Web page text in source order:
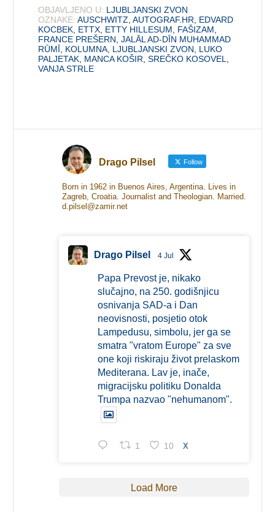
OBJAVLJENO U: LJUBLJANSKI ZVON
OZNAKE: AUSCHWITZ ,AUTOGRAF.HR
EDVARD
KOCBEK ETTX ETTY HILLESUM FAŠIZAM
FRANCE PREŠERN ,JALĀL AD-DĪN MUHAMMAD
RŪMĪ
KOLUMNA LJUBLJANSKI ZVON
LUKO
PALJETAK MANCA KOŠIR ,SREČKO KOSOVEL
VANJA STRLE
Drago Pilsel Follow
Born in 1962 in Buenos Aires, Argentina. Lives in
Zagreb, Croatia. Journalist and Theologian. Married.
d.pilsel@zamir.net
Drago Pilsel 4 Jul
Papa Prevost je, nikako
slučajno, na 250. godišnjicu
osnivanja SAD-a i Dan
neovisnosti, posjetio otok
Lampedusu, simbolu, jer ga se
smatra "vratom Europe" za sve
one koji riskiraju život prelaskom
Mediterana. Lav je, inače,
migracijsku politiku Donalda
Trumpa nazvao "nehumanom".
1 10 X
Load More